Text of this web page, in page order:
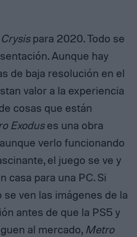
Crysispara 2020. Todo se
Aunque hay
de baja resolución en el
valor a la experiencia
cosas que están
Exoduses una obra
verlo funcionando
el juego se ve y
casa para una PC. Si
ven las imágenes de la
antes de que la PS5 y
al mercado, Metro